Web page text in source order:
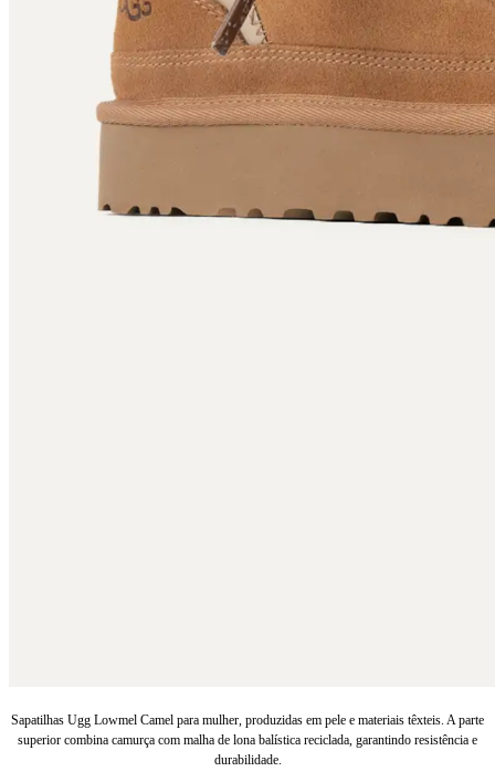
Sapatilhas Ugg Lowmel Camel para mulher, produzidas em pele e materiais têxteis. A parte
superior combina camurça com malha de lona balística reciclada, garantindo resistência e
durabilidade.